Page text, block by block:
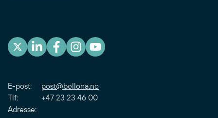
E-post: post@bellona.no
Tlf: +47 23 23 46 00
Adresse: